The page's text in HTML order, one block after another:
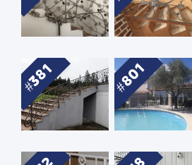
381 801